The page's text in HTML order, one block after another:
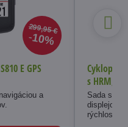
299,95 €
10%
E GPS
a
s HRM,
Sada
displejom
rýchlosti.